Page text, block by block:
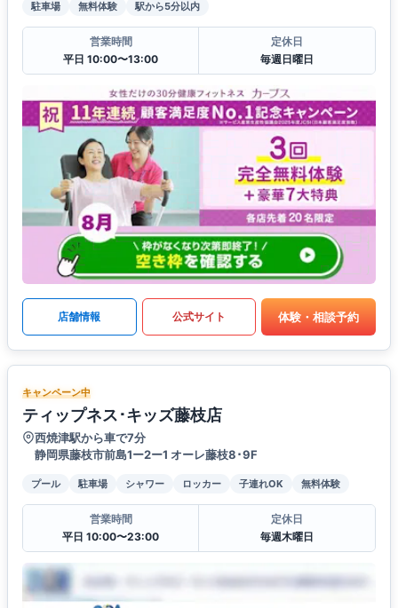
駐車場 無料体験 駅から5分以内
営業時間
平日 10:00〜13:00
定休日
毎週日曜日
店舗情報 公式サイト 体験・相談予約
キャンペーン中
ティップネス･キッズ藤枝店
西焼津駅から車で7分
静岡県藤枝市前島1ー2ー1 オーレ藤枝8･9F
プール 駐車場 シャワー ロッカー 子連れOK 無料体験
営業時間
平日 10:00〜23:00
定休日
毎週木曜日